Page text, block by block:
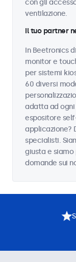
con gli
ventilazione.
Il tuo partner
In Beetronics
monitor e
per sistemi
60 diversi
adatta ad ogni
espositore
applicazione?
specialisti.
giusta e
domande sui